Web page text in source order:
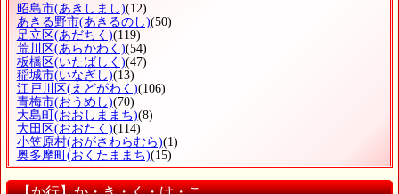
昭島市(あきしまし)(12)
あきる野市(あきるのし)(50)
足立区(あだちく)(119)
荒川区(あらかわく)(54)
板橋区(いたばしく)(47)
稲城市(いなぎし)(13)
江戸川区(えどがわく)(106)
青梅市(おうめし)(70)
大島町 (おおしままち)(8)
大田区(おおたく)(114)
小笠原村(おがさわらむら)(1)
奥多摩町 (おくたままち)(15)